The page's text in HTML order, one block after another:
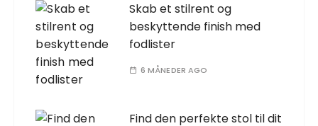
Skab et stilrent og
beskyttende finish med
fodlister
6 MÅNEDER AGO
Find den perfekte stol til dit